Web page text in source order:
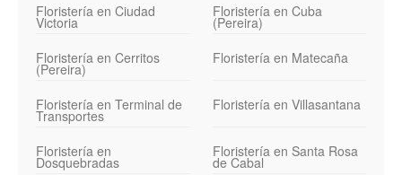
Floristería en Ciudad
Victoria
Floristería en Cuba
(Pereira)
Floristería en Cerritos
(Pereira)
Floristería en Matecaña
Floristería en Terminal de
Transportes
Floristería en Villasantana
Floristería en
Dosquebradas
Floristería en Santa Rosa
de Cabal